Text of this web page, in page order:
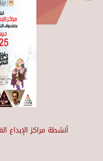
أنشطة مراكز الإبداع